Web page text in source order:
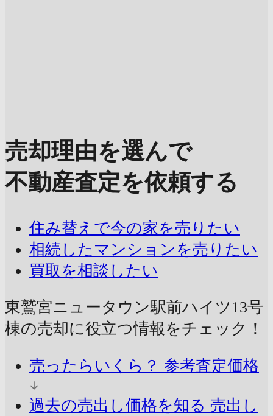
売却理由を選んで
不動産査定を依頼する
住み替えで今の家を売りたい
相続したマンションを売りたい
買取を相談したい
東鷲宮ニュータウン駅前ハイツ13号
棟の売却に役立つ情報をチェック！
売ったらいくら？ 参考査定価格
過去の売出し価格を知る 売出し